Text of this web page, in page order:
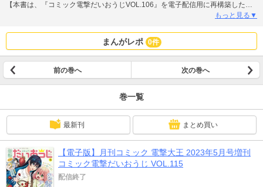
【本書は、『コミック電撃だいおうじVOL.106』を電子配信用に再構築したも
のです。電子化に伴い、一部省略・変更されたページがございます。紙の雑誌
ている情報、価格は、2022年6月現在のものです。掲載されているキャンペー
ン、商品の予約受付、イベントなどは終了している場合がございます。】
もっと見る▼
まんがレポ 0件
前の巻へ 次の巻へ
巻一覧
最新刊 まとめ買い
【電子版】月刊コミック 電撃大王 2023年5月号増刊
コミック電撃だいおうじ VOL.115
配信終了